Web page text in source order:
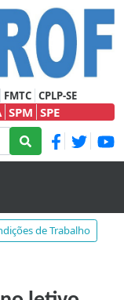
FMTC CPLP-SE
SPM SPE
de Trabalho